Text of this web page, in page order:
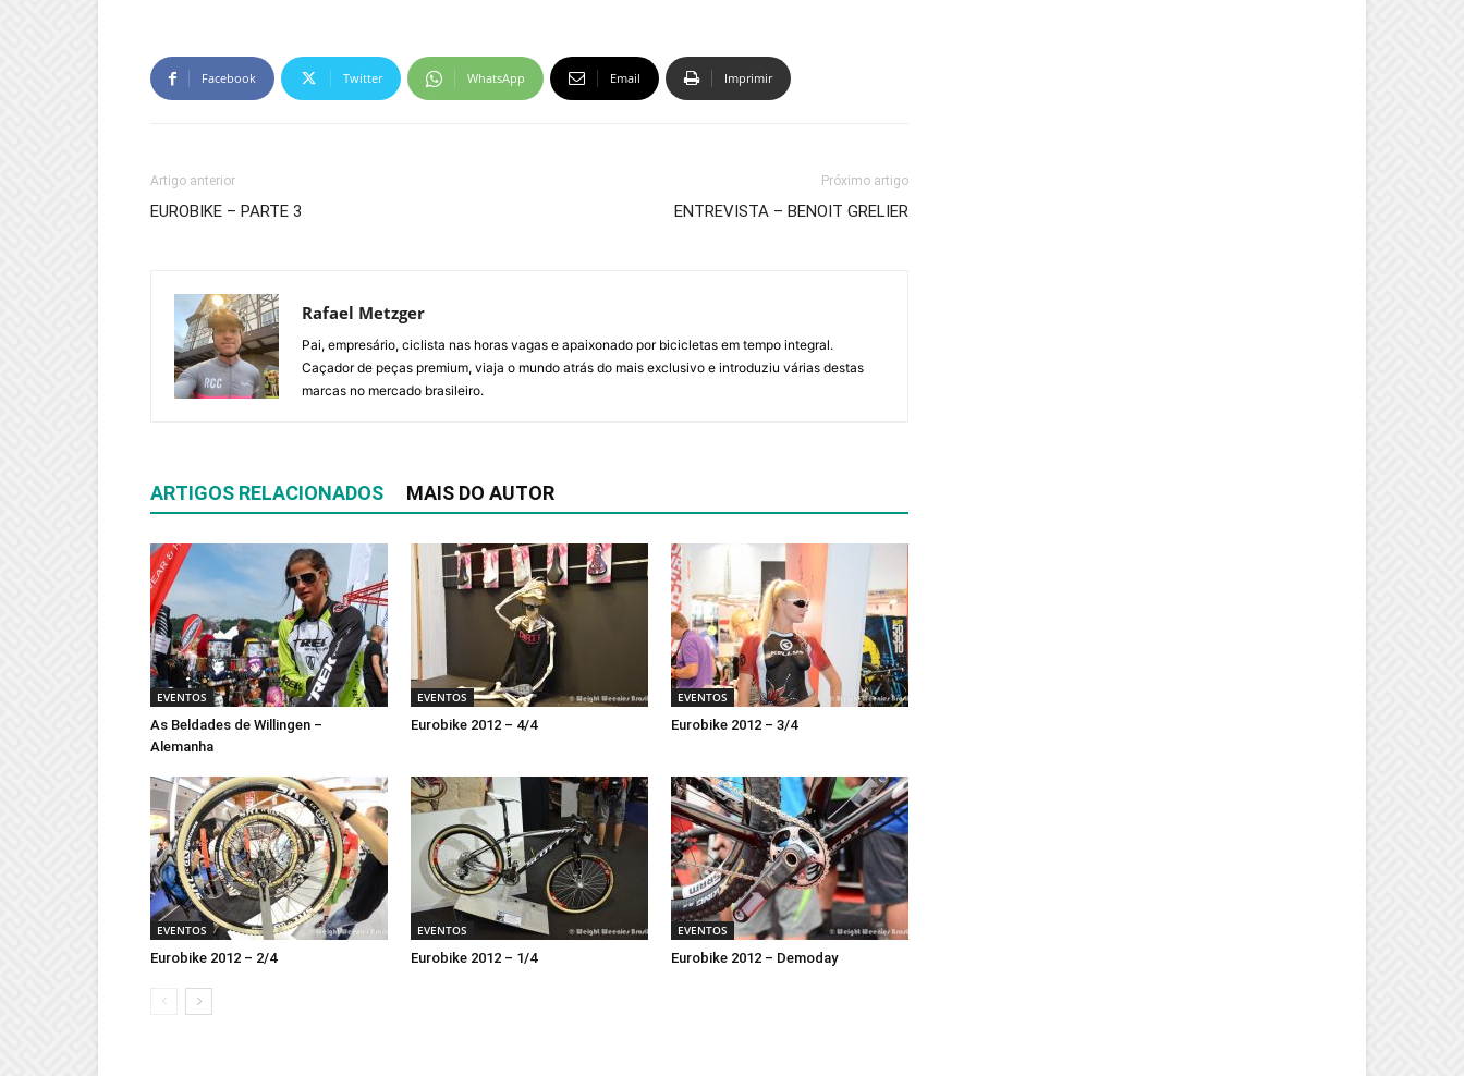
Facebook Twitter WhatsApp Email Imprimir
Artigo anterior
EUROBIKE – PARTE 3
Próximo artigo
ENTREVISTA – BENOIT GRELIER
Rafael Metzger
Pai, empresário, ciclista nas horas vagas e apaixonado por bicicletas em tempo integral.
Caçador de peças premium, viaja o mundo atrás do mais exclusivo e introduziu várias destas
marcas no mercado brasileiro.
ARTIGOS RELACIONADOS MAIS DO AUTOR
EVENTOS
As Beldades de Willingen –
Alemanha
EVENTOS
Eurobike 2012 – 4/4
EVENTOS
Eurobike 2012 – 3/4
EVENTOS
Eurobike 2012 – 2/4
EVENTOS
Eurobike 2012 – 1/4
EVENTOS
Eurobike 2012 – Demoday